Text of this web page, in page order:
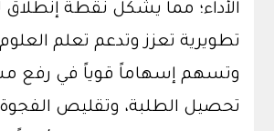
الأداء؛ مما يشكل نقطة
تطويرية تعزز وتدعم تعلم
وتسهم إسهاماً قوياً في رفع
تحصيل الطلبة، وتقليص الفجوة